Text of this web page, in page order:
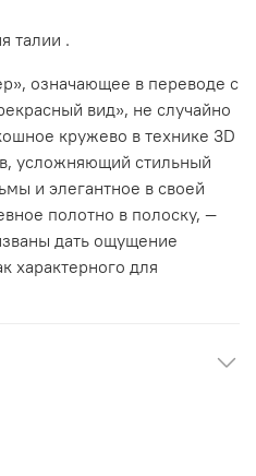
талии .
означающее в переводе с
вид», не случайно
кружево в технике 3D
усложняющий стильный
и элегантное в своей
полотно в полоску, —
дать ощущение
характерного для